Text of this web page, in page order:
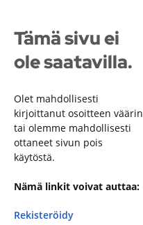
Tämä sivu ei
ole saatavilla.
Olet mahdollisesti
kirjoittanut osoitteen väärin
tai olemme mahdollisesti
ottaneet sivun pois
käytöstä.
Nämä linkit voivat auttaa:
Rekisteröidy